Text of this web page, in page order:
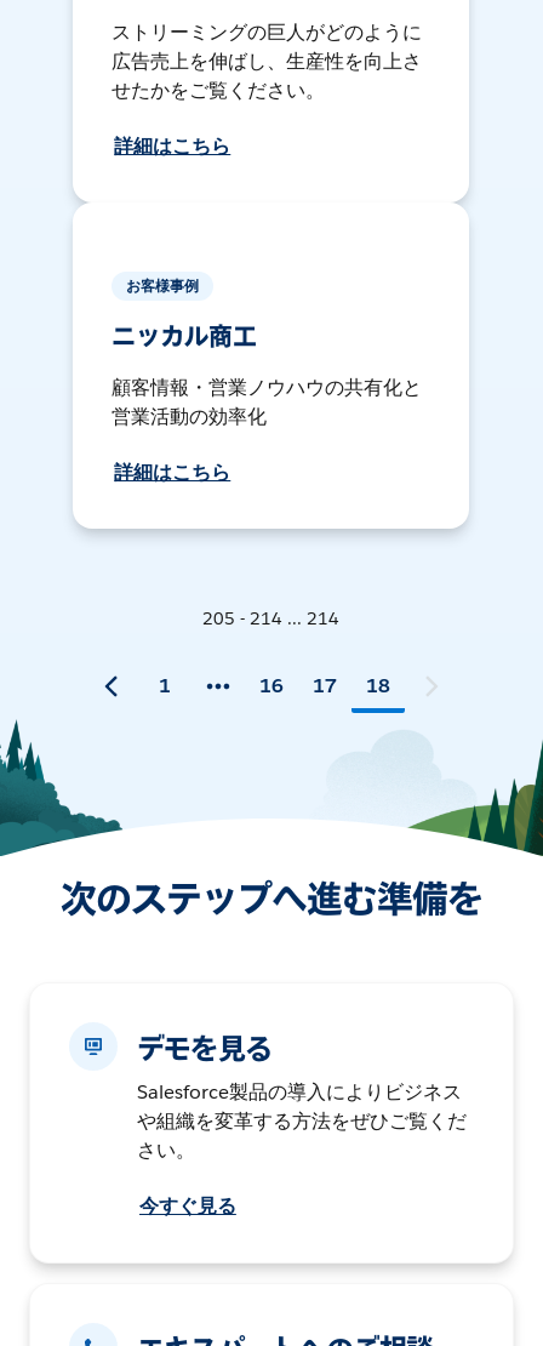
ストリーミングの巨人がどのように
広告売上を伸ばし、生産性を向上さ
せたかをご覧ください。
詳細はこちら
お客様事例
ニッカル商工
顧客情報・営業ノウハウの共有化と
営業活動の効率化
詳細はこちら
205 - 214 ... 214
1 16 17 18
次のステップへ進む準備を
デモを見る
Salesforce製品の導入によりビジネス
や組織を変革する方法をぜひご覧くだ
さい。
今すぐ見る